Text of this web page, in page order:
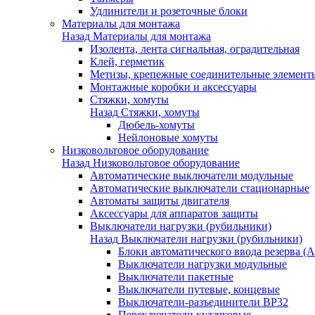
Удлинители и розеточные блоки
Материалы для монтажа
Назад Материалы для монтажа
Изолента, лента сигнальная, оградительная
Клей, герметик
Метизы, крепежные соединительные
Монтажные коробки и аксессуары
Стяжки, хомуты
Назад Стяжки, хомуты
Дюбель-хомуты
Нейлоновые хомуты
Низковольтовое оборудование
Назад Низковольтовое оборудование
Автоматические выключатели модульные
Автоматические выключатели стационарные
Автоматы защиты двигателя
Аксессуары для аппаратов защиты
Выключатели нагрузки (рубильники)
Назад Выключатели нагрузки (рубильники)
Блоки автоматического ввода резерва
Выключатели нагрузки модульные
Выключатели пакетные
Выключатели путевые, концевые
Выключатели-разъединители ВР32